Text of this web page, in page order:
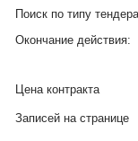
Поиск по типу
Окончание действия:
Цена контракта
Записей на странице